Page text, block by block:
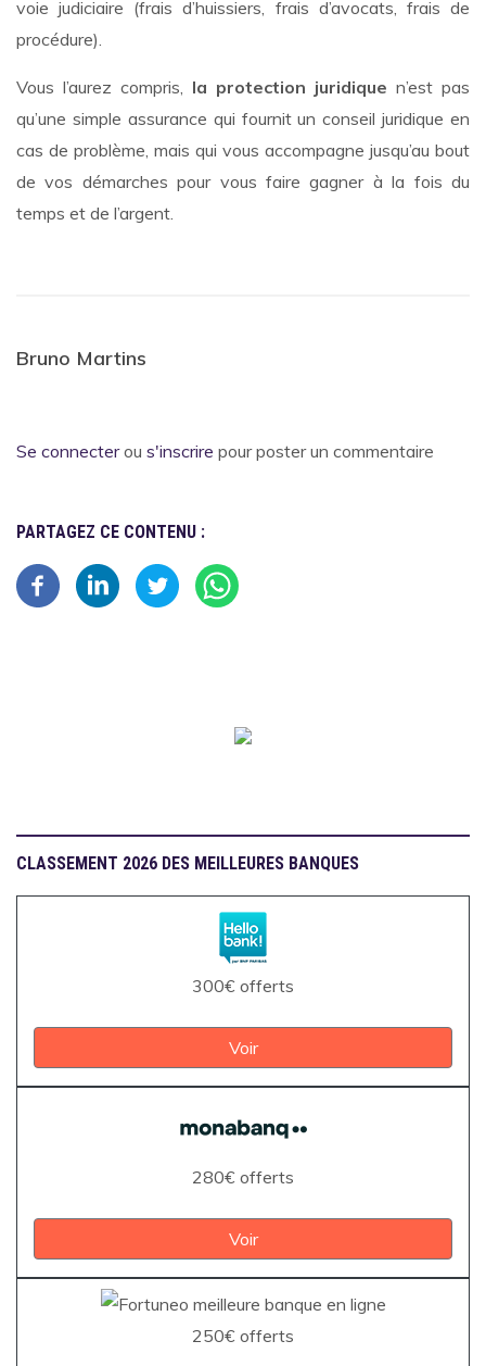
voie judiciaire (frais d’huissiers, frais d’avocats, frais de
procédure).
Vous l’aurez compris, la protection juridique n’est pas
qu’une simple assurance qui fournit un conseil juridique en
cas de problème, mais qui vous accompagne jusqu’au bout
de vos démarches pour vous faire gagner à la fois du
temps et de l’argent.
Bruno Martins
Se connecterou s'inscrire pour poster un commentaire
PARTAGEZ CE CONTENU :
CLASSEMENT 2026 DES MEILLEURES BANQUES
300€ offerts
Voir
280€ offerts
Voir
250€ offerts